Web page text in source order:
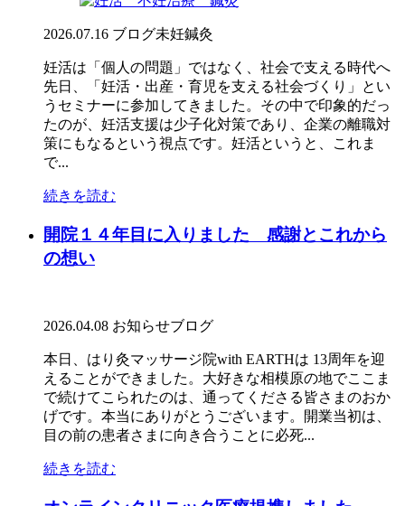
2026.07.16 ブログ未妊鍼灸
妊活は「個人の問題」ではなく、社会で支える時代へ
先日、「妊活・出産・育児を支える社会づくり」とい
うセミナーに参加してきました。その中で印象的だっ
たのが、妊活支援は少子化対策であり、企業の離職対
策にもなるという視点です。妊活というと、これま
で...
続きを読む
開院１４年目に入りました 感謝とこれから
の想い
2026.04.08 お知らせブログ
本日、はり灸マッサージ院with EARTHは 13周年を迎
えることができました。大好きな相模原の地でここま
で続けてこられたのは、通ってくださる皆さまのおか
げです。本当にありがとうございます。開業当初は、
目の前の患者さまに向き合うことに必死...
続きを読む